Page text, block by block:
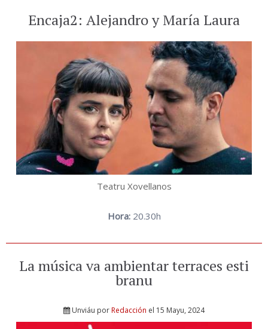
Encaja2: Alejandro y María Laura
Teatru Xovellanos
Hora:20.30h
La música va ambientar terraces esti
branu
Unviáu porRedacción el 15 Mayu, 2024